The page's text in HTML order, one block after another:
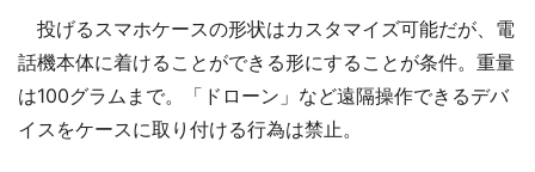
投げるスマホケースの形状はカスタマイズ可能だが、電
話機本体に着けることができる形にすることが条件。重量
は100グラムまで。「ドローン」など遠隔操作できるデバ
イスをケースに取り付ける行為は禁止。